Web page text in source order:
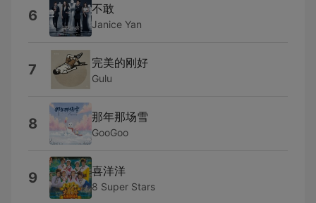
6 不敢
Janice Yan
7 完美的刚好
Gulu
8 那年那场雪
GooGoo
9 喜洋洋
8 Super Stars